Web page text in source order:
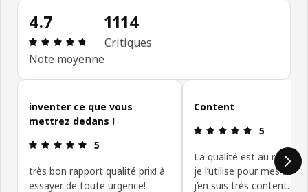
4.7
Avis: 4.7 sur 5 étoiles. Nombre total d'avis: 1114
Note moyenne
1114
Critiques
Ignorer les avis des clients
inventer ce que vous
mettrez dedans !
Avis: 5 sur 5 étoiles.
5
très bon rapport qualité prix! à
essayer de toute urgence!
Content
Avis: 5 sur
5
La qualité est au rendez-
je l’utilise pour mes
j’en suis très content.